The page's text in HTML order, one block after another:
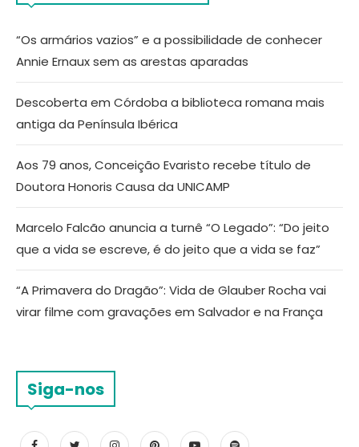
“Os armários vazios” e a possibilidade de conhecer
Annie Ernaux sem as arestas aparadas
Descoberta em Córdoba a biblioteca romana mais
antiga da Península Ibérica
Aos 79 anos, Conceição Evaristo recebe título de
Doutora Honoris Causa da UNICAMP
Marcelo Falcão anuncia a turnê “O Legado”: “Do jeito
que a vida se escreve, é do jeito que a vida se faz”
“A Primavera do Dragão”: Vida de Glauber Rocha vai
virar filme com gravações em Salvador e na França
Siga-nos